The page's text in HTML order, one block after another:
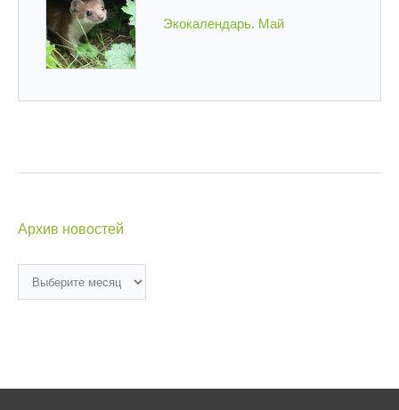
Экокалендарь. Май
Архив новостей
новостей